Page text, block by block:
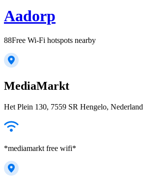
Aadorp
88Free Wi-Fi hotspots nearby
MediaMarkt
Het Plein 130, 7559 SR Hengelo, Nederland
*mediamarkt free wifi*